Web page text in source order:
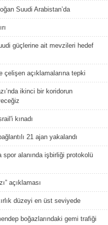
Suudi Arabistan’da
güçlerine ait mevzileri hedef
çelişen açıklamalarına tepki
ikinci bir koridorun
kınadı
21 ajan yakalandı
spor alanında işbirliği protokolü
açıklaması
düzeyi en üst seviyede
boğazlarındaki gemi trafiği